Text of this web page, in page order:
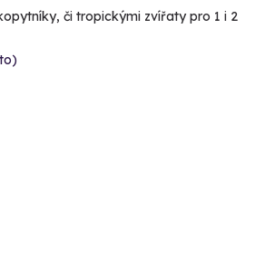
či tropickými zvířaty pro 1 i 2